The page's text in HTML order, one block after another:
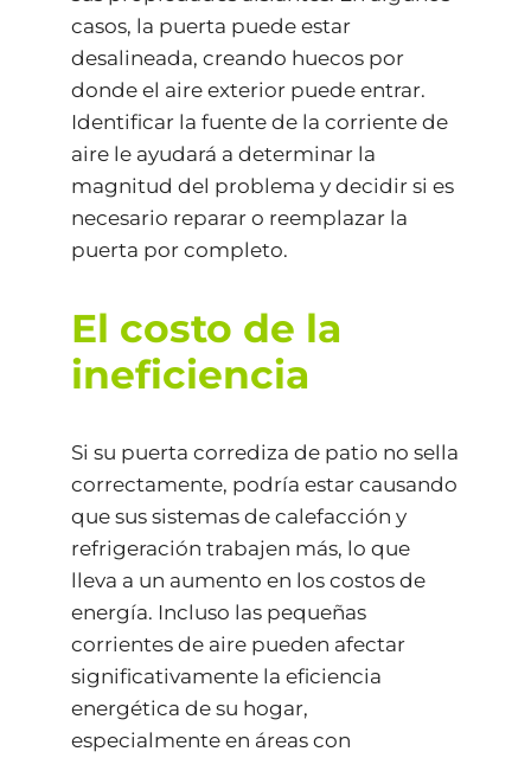
casos, la puerta puede estar
desalineada, creando huecos por
donde el aire exterior puede entrar.
Identificar la fuente de la corriente de
aire le ayudará a determinar la
magnitud del problema y decidir si es
necesario reparar o reemplazar la
puerta por completo.
El costo de la
ineficiencia
Si su puerta corrediza de patio no sella
correctamente, podría estar causando
que sus sistemas de calefacción y
refrigeración trabajen más, lo que
lleva a un aumento en los costos de
energía. Incluso las pequeñas
corrientes de aire pueden afectar
significativamente la eficiencia
energética de su hogar,
especialmente en áreas con